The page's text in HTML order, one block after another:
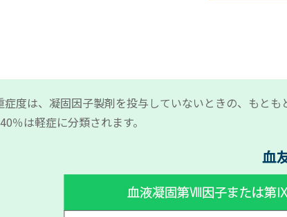
症度は、凝固因子製剤を投与していないときの、もと
％は軽症に分類されます。
血